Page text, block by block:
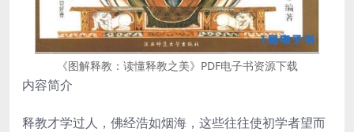
《图解释教：读懂释教之美》PDF电子书资源下载
内容简介
释教才学过人，佛经浩如烟海，这些往往使初学者望而